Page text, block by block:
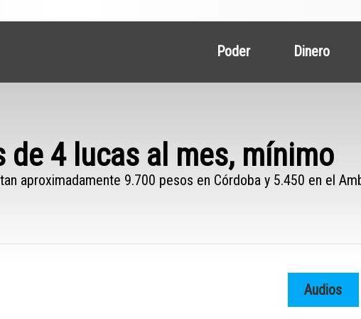
Poder Dinero
4 lucas al mes, mínimo
aproximadamente 9.700 pesos en Córdoba y 5.450 en el
Audios